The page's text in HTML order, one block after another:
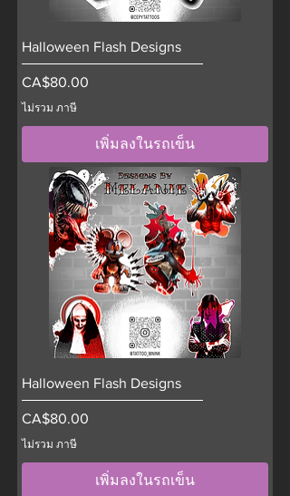
Halloween Flash Designs
ราคา
CA$80.00
ไม่รวม ภาษี
เพิ่มลงในรถเข็น
Halloween Flash Designs
ราคา
CA$80.00
ไม่รวม ภาษี
เพิ่มลงในรถเข็น